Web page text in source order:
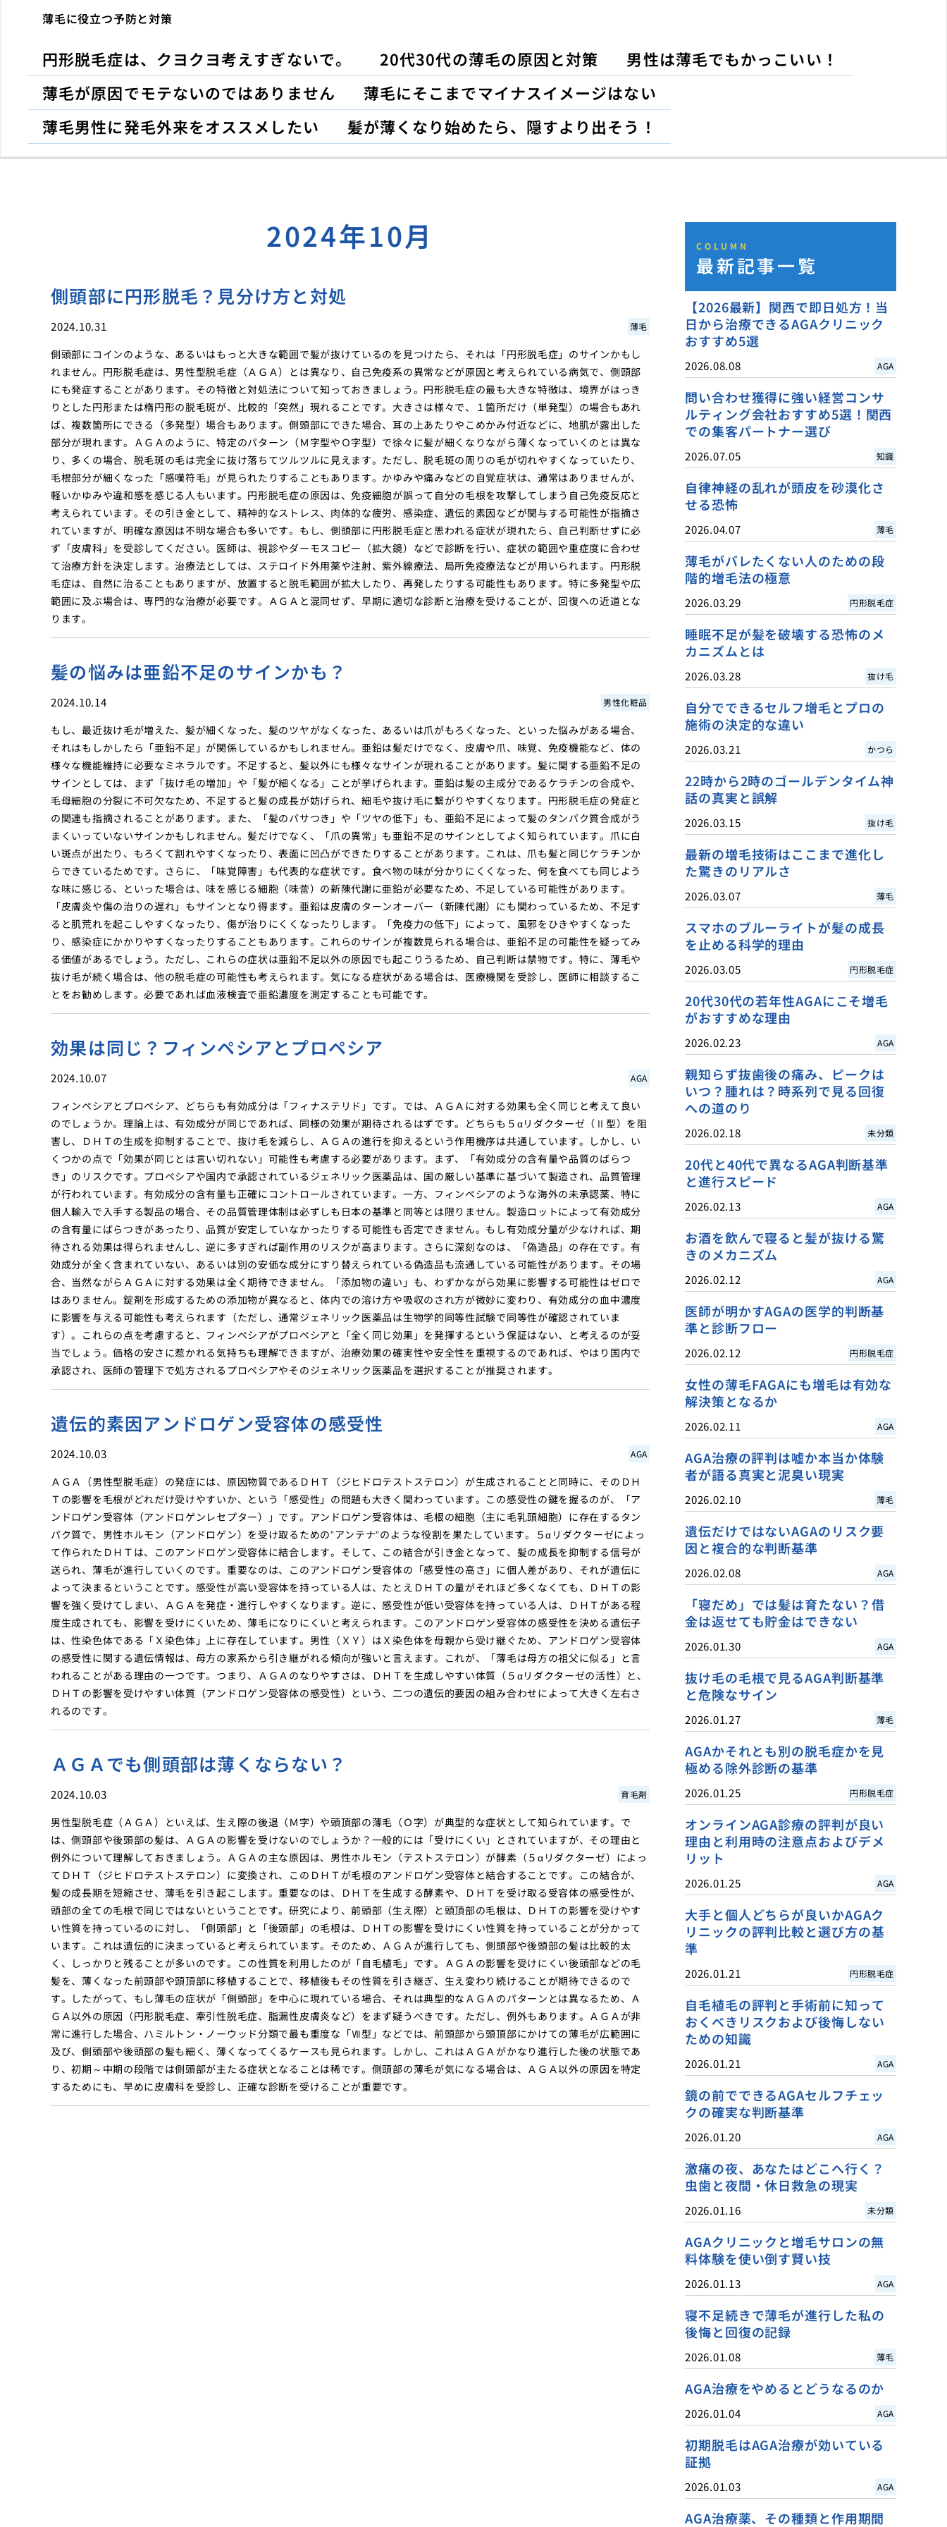
薄毛に役立つ予防と対策
円形脱毛症は、クヨクヨ考えすぎないで。 20代30代の薄毛の原因と対策
男性は薄毛でもかっこいい！
薄毛が原因でモテないのではありません
薄毛にそこまでマイナスイメージはない
薄毛男性に発毛外来をオススメしたい
髪が薄くなり始めたら、隠すより出そう！
2024年10月
側頭部に円形脱毛？見分け方と対処
2024.10.31 薄毛
側頭部にコインのような、あるいはもっと大きな範囲で髪が抜けているのを見つけたら、それは「円形脱毛症」のサインかもし
れません。円形脱毛症は、男性型脱毛症（ＡＧＡ）とは異なり、自己免疫系の異常などが原因と考えられている病気で、側頭部
にも発症することがあります。その特徴と対処法について知っておきましょう。円形脱毛症の最も大きな特徴は、境界がはっき
りとした円形または楕円形の脱毛斑が、比較的「突然」現れることです。大きさは様々で、１箇所だけ（単発型）の場合もあれ
ば、複数箇所にできる（多発型）場合もあります。側頭部にできた場合、耳の上あたりやこめかみ付近などに、地肌が露出した
部分が現れます。ＡＧＡのように、特定のパターン（Ｍ字型やＯ字型）で徐々に髪が細くなりながら薄くなっていくのとは異な
り、多くの場合、脱毛斑の毛は完全に抜け落ちてツルツルに見えます。ただし、脱毛斑の周りの毛が切れやすくなっていたり、
毛根部分が細くなった「感嘆符毛」が見られたりすることもあります。かゆみや痛みなどの自覚症状は、通常はありませんが、
軽いかゆみや違和感を感じる人もいます。円形脱毛症の原因は、免疫細胞が誤って自分の毛根を攻撃してしまう自己免疫反応と
考えられています。その引き金として、精神的なストレス、肉体的な疲労、感染症、遺伝的素因などが関与する可能性が指摘さ
れていますが、明確な原因は不明な場合も多いです。もし、側頭部に円形脱毛症と思われる症状が現れたら、自己判断せずに必
ず「皮膚科」を受診してください。医師は、視診やダーモスコピー（拡大鏡）などで診断を行い、症状の範囲や重症度に合わせ
て治療方針を決定します。治療法としては、ステロイド外用薬や注射、紫外線療法、局所免疫療法などが用いられます。円形脱
毛症は、自然に治ることもありますが、放置すると脱毛範囲が拡大したり、再発したりする可能性もあります。特に多発型や広
範囲に及ぶ場合は、専門的な治療が必要です。ＡＧＡと混同せず、早期に適切な診断と治療を受けることが、回復への近道とな
ります。
髪の悩みは亜鉛不足のサインかも？
2024.10.14 男性化粧品
もし、最近抜け毛が増えた、髪が細くなった、髪のツヤがなくなった、あるいは爪がもろくなった、といった悩みがある場合、
それはもしかしたら「亜鉛不足」が関係しているかもしれません。亜鉛は髪だけでなく、皮膚や爪、味覚、免疫機能など、体の
様々な機能維持に必要なミネラルです。不足すると、髪以外にも様々なサインが現れることがあります。髪に関する亜鉛不足の
サインとしては、まず「抜け毛の増加」や「髪が細くなる」ことが挙げられます。亜鉛は髪の主成分であるケラチンの合成や、
毛母細胞の分裂に不可欠なため、不足すると髪の成長が妨げられ、細毛や抜け毛に繋がりやすくなります。円形脱毛症の発症と
の関連も指摘されることがあります。また、「髪のパサつき」や「ツヤの低下」も、亜鉛不足によって髪のタンパク質合成がう
まくいっていないサインかもしれません。髪だけでなく、「爪の異常」も亜鉛不足のサインとしてよく知られています。爪に白
い斑点が出たり、もろくて割れやすくなったり、表面に凹凸ができたりすることがあります。これは、爪も髪と同じケラチンか
らできているためです。さらに、「味覚障害」も代表的な症状です。食べ物の味が分かりにくくなった、何を食べても同じよう
な味に感じる、といった場合は、味を感じる細胞（味蕾）の新陳代謝に亜鉛が必要なため、不足している可能性があります。
「皮膚炎や傷の治りの遅れ」もサインとなり得ます。亜鉛は皮膚のターンオーバー（新陳代謝）にも関わっているため、不足す
ると肌荒れを起こしやすくなったり、傷が治りにくくなったりします。「免疫力の低下」によって、風邪をひきやすくなった
り、感染症にかかりやすくなったりすることもあります。これらのサインが複数見られる場合は、亜鉛不足の可能性を疑ってみ
る価値があるでしょう。ただし、これらの症状は亜鉛不足以外の原因でも起こりうるため、自己判断は禁物です。特に、薄毛や
抜け毛が続く場合は、他の脱毛症の可能性も考えられます。気になる症状がある場合は、医療機関を受診し、医師に相談するこ
とをお勧めします。必要であれば血液検査で亜鉛濃度を測定することも可能です。
効果は同じ？フィンペシアとプロペシア
2024.10.07 AGA
フィンペシアとプロペシア、どちらも有効成分は「フィナステリド」です。では、ＡＧＡに対する効果も全く同じと考えて良い
のでしょうか。理論上は、有効成分が同じであれば、同様の効果が期待されるはずです。どちらも５αリダクターゼ（Ⅱ型）を阻
害し、ＤＨＴの生成を抑制することで、抜け毛を減らし、ＡＧＡの進行を抑えるという作用機序は共通しています。しかし、い
くつかの点で「効果が同じとは言い切れない」可能性も考慮する必要があります。まず、「有効成分の含有量や品質のばらつ
き」のリスクです。プロペシアや国内で承認されているジェネリック医薬品は、国の厳しい基準に基づいて製造され、品質管理
が行われています。有効成分の含有量も正確にコントロールされています。一方、フィンペシアのような海外の未承認薬、特に
個人輸入で入手する製品の場合、その品質管理体制は必ずしも日本の基準と同等とは限りません。製造ロットによって有効成分
の含有量にばらつきがあったり、品質が安定していなかったりする可能性も否定できません。もし有効成分量が少なければ、期
待される効果は得られませんし、逆に多すぎれば副作用のリスクが高まります。さらに深刻なのは、「偽造品」の存在です。有
効成分が全く含まれていない、あるいは別の安価な成分にすり替えられている偽造品も流通している可能性があります。その場
合、当然ながらＡＧＡに対する効果は全く期待できません。「添加物の違い」も、わずかながら効果に影響する可能性はゼロで
はありません。錠剤を形成するための添加物が異なると、体内での溶け方や吸収のされ方が微妙に変わり、有効成分の血中濃度
に影響を与える可能性も考えられます（ただし、通常ジェネリック医薬品は生物学的同等性試験で同等性が確認されていま
す）。これらの点を考慮すると、フィンペシアがプロペシアと「全く同じ効果」を発揮するという保証はない、と考えるのが妥
当でしょう。価格の安さに惹かれる気持ちも理解できますが、治療効果の確実性や安全性を重視するのであれば、やはり国内で
承認され、医師の管理下で処方されるプロペシアやそのジェネリック医薬品を選択することが推奨されます。
遺伝的素因アンドロゲン受容体の感受性
2024.10.03 AGA
ＡＧＡ（男性型脱毛症）の発症には、原因物質であるＤＨＴ（ジヒドロテストステロン）が生成されることと同時に、そのＤＨ
Ｔの影響を毛根がどれだけ受けやすいか、という「感受性」の問題も大きく関わっています。この感受性の鍵を握るのが、「ア
ンドロゲン受容体（アンドロゲンレセプター）」です。アンドロゲン受容体は、毛根の細胞（主に毛乳頭細胞）に存在するタン
パク質で、男性ホルモン（アンドロゲン）を受け取るための”アンテナ”のような役割を果たしています。５αリダクターゼによっ
て作られたＤＨＴは、このアンドロゲン受容体に結合します。そして、この結合が引き金となって、髪の成長を抑制する信号が
送られ、薄毛が進行していくのです。重要なのは、このアンドロゲン受容体の「感受性の高さ」に個人差があり、それが遺伝に
よって決まるということです。感受性が高い受容体を持っている人は、たとえＤＨＴの量がそれほど多くなくても、ＤＨＴの影
響を強く受けてしまい、ＡＧＡを発症・進行しやすくなります。逆に、感受性が低い受容体を持っている人は、ＤＨＴがある程
度生成されても、影響を受けにくいため、薄毛になりにくいと考えられます。このアンドロゲン受容体の感受性を決める遺伝子
は、性染色体である「Ｘ染色体」上に存在しています。男性（ＸＹ）はＸ染色体を母親から受け継ぐため、アンドロゲン受容体
の感受性に関する遺伝情報は、母方の家系から引き継がれる傾向が強いと言えます。これが、「薄毛は母方の祖父に似る」と言
われることがある理由の一つです。つまり、ＡＧＡのなりやすさは、ＤＨＴを生成しやすい体質（５αリダクターゼの活性）と、
ＤＨＴの影響を受けやすい体質（アンドロゲン受容体の感受性）という、二つの遺伝的要因の組み合わせによって大きく左右さ
れるのです。
ＡＧＡでも側頭部は薄くならない？
2024.10.03 育毛剤
男性型脱毛症（ＡＧＡ）といえば、生え際の後退（Ｍ字）や頭頂部の薄毛（Ｏ字）が典型的な症状として知られています。で
は、側頭部や後頭部の髪は、ＡＧＡの影響を受けないのでしょうか？一般的には「受けにくい」とされていますが、その理由と
例外について理解しておきましょう。ＡＧＡの主な原因は、男性ホルモン（テストステロン）が酵素（５αリダクターゼ）によっ
てＤＨＴ（ジヒドロテストステロン）に変換され、このＤＨＴが毛根のアンドロゲン受容体と結合することです。この結合が、
髪の成長期を短縮させ、薄毛を引き起こします。重要なのは、ＤＨＴを生成する酵素や、ＤＨＴを受け取る受容体の感受性が、
頭部の全ての毛根で同じではないということです。研究により、前頭部（生え際）と頭頂部の毛根は、ＤＨＴの影響を受けやす
い性質を持っているのに対し、「側頭部」と「後頭部」の毛根は、ＤＨＴの影響を受けにくい性質を持っていることが分かって
います。これは遺伝的に決まっていると考えられています。そのため、ＡＧＡが進行しても、側頭部や後頭部の髪は比較的太
く、しっかりと残ることが多いのです。この性質を利用したのが「自毛植毛」です。ＡＧＡの影響を受けにくい後頭部などの毛
髪を、薄くなった前頭部や頭頂部に移植することで、移植後もその性質を引き継ぎ、生え変わり続けることが期待できるので
す。したがって、もし薄毛の症状が「側頭部」を中心に現れている場合、それは典型的なＡＧＡのパターンとは異なるため、Ａ
ＧＡ以外の原因（円形脱毛症、牽引性脱毛症、脂漏性皮膚炎など）をまず疑うべきです。ただし、例外もあります。ＡＧＡが非
常に進行した場合、ハミルトン・ノーウッド分類で最も重度な「Ⅶ型」などでは、前頭部から頭頂部にかけての薄毛が広範囲に
及び、側頭部や後頭部の髪も細く、薄くなってくるケースも見られます。しかし、これはＡＧＡがかなり進行した後の状態であ
り、初期～中期の段階では側頭部が主たる症状となることは稀です。側頭部の薄毛が気になる場合は、ＡＧＡ以外の原因を特定
するためにも、早めに皮膚科を受診し、正確な診断を受けることが重要です。
COLUMN
最新記事一覧
【2026最新】関西で即日処方！当
日から治療できるAGAクリニック
おすすめ5選
2026.08.08 AGA
問い合わせ獲得に強い経営コンサ
ルティング会社おすすめ5選！関西
での集客パートナー選び
2026.07.05 知識
自律神経の乱れが頭皮を砂漠化さ
せる恐怖
2026.04.07 薄毛
薄毛がバレたくない人のための段
階的増毛法の極意
2026.03.29 円形脱毛症
睡眠不足が髪を破壊する恐怖のメ
カニズムとは
2026.03.28 抜け毛
自分でできるセルフ増毛とプロの
施術の決定的な違い
2026.03.21 かつら
22時から2時のゴールデンタイム神
話の真実と誤解
2026.03.15 抜け毛
最新の増毛技術はここまで進化し
た驚きのリアルさ
2026.03.07 薄毛
スマホのブルーライトが髪の成長
を止める科学的理由
2026.03.05 円形脱毛症
20代30代の若年性AGAにこそ増毛
がおすすめな理由
2026.02.23 AGA
親知らず抜歯後の痛み、ピークは
いつ？腫れは？時系列で見る回復
への道のり
2026.02.18 未分類
20代と40代で異なるAGA判断基準
と進行スピード
2026.02.13 AGA
お酒を飲んで寝ると髪が抜ける驚
きのメカニズム
2026.02.12 AGA
医師が明かすAGAの医学的判断基
準と診断フロー
2026.02.12 円形脱毛症
女性の薄毛FAGAにも増毛は有効な
解決策となるか
2026.02.11 AGA
AGA治療の評判は嘘か本当か体験
者が語る真実と泥臭い現実
2026.02.10 薄毛
遺伝だけではないAGAのリスク要
因と複合的な判断基準
2026.02.08 AGA
「寝だめ」では髪は育たない？借
金は返せても貯金はできない
2026.01.30 AGA
抜け毛の毛根で見るAGA判断基準
と危険なサイン
2026.01.27 薄毛
AGAかそれとも別の脱毛症かを見
極める除外診断の基準
2026.01.25 円形脱毛症
オンラインAGA診療の評判が良い
理由と利用時の注意点およびデメ
リット
2026.01.25 AGA
大手と個人どちらが良いかAGAク
リニックの評判比較と選び方の基
準
2026.01.21 円形脱毛症
自毛植毛の評判と手術前に知って
おくべきリスクおよび後悔しない
ための知識
2026.01.21 AGA
鏡の前でできるAGAセルフチェッ
クの確実な判断基準
2026.01.20 AGA
激痛の夜、あなたはどこへ行く？
虫歯と夜間・休日救急の現実
2026.01.16 未分類
AGAクリニックと増毛サロンの無
料体験を使い倒す賢い技
2026.01.13 AGA
寝不足続きで薄毛が進行した私の
後悔と回復の記録
2026.01.08 薄毛
AGA治療をやめるとどうなるのか
2026.01.04 AGA
初期脱毛はAGA治療が効いている
証拠
2026.01.03 AGA
AGA治療薬、その種類と作用期間